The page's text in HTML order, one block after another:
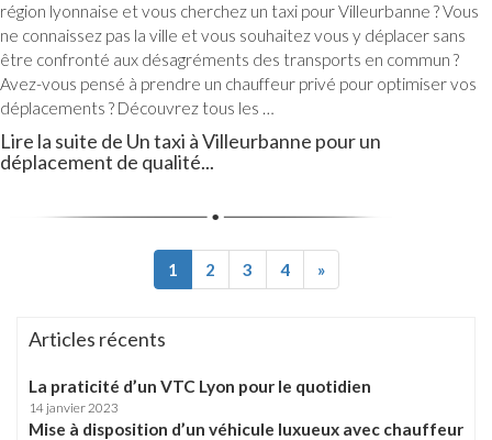
région lyonnaise et vous cherchez un taxi pour Villeurbanne ? Vous
ne connaissez pas la ville et vous souhaitez vous y déplacer sans
être confronté aux désagréments des transports en commun ?
Avez-vous pensé à prendre un chauffeur privé pour optimiser vos
déplacements ? Découvrez tous les …
Lire la suite de Un taxi à Villeurbanne pour un
déplacement de qualité...
1 2 3 4 »
Articles récents
La praticité d’un VTC Lyon pour le quotidien
14 janvier 2023
Mise à disposition d’un véhicule luxueux avec chauffeur